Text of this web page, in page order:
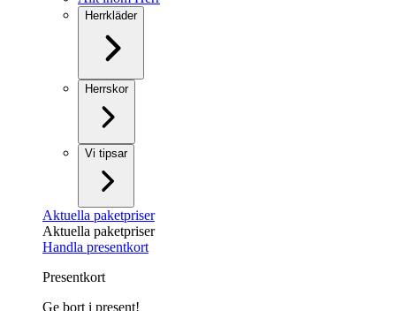
Herrkläder
Herrskor
Vi tipsar
Aktuella paketpriser
Aktuella paketpriser
Handla presentkort
Presentkort
Ge bort i present!